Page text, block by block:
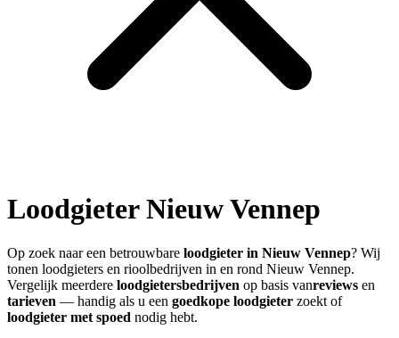
LoodgieterNieuw Vennep
Op zoek naar een betrouwbare loodgieter in Nieuw Vennep? Wij
tonen loodgieters en rioolbedrijven in en rond Nieuw Vennep.
Vergelijk meerdere loodgietersbedrijven op basis vanreviews en
tarieven — handig als u een goedkope loodgieter zoekt of
loodgieter met spoed nodig hebt.